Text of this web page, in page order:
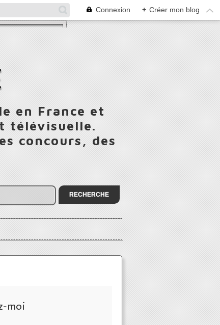
Connexion + Créer mon blog
en France et
télévisuelle.
concours, des
moi